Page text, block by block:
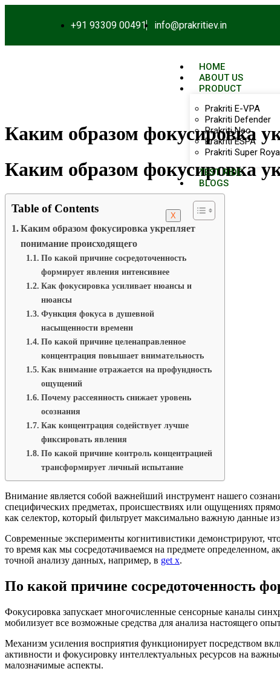
+91 93309 00491 info@prakritiev.in
HOME
ABOUT US
PRODUCT
Prakriti E-VPA
Prakriti Defender
Prakriti Neo
Prakriti ESPA
Prakriti Super
TEST RIDE
BLOGS
X
Каким образом фокусировка
Каким образом фокусировка
Table of Contents
Каким образом фокусировка укрепляет
понимание происходящего
По какой причине сосредоточенность
формирует явления интенсивнее
Как фокусировка усиливает нюансы и
нюансы
Функция фокуса в душевной
насыщенности времени
По какой причине целенаправленное
концентрация повышает внимательность
Как внимание отражается на профундность
ощущений
Почему рассеянность снижает уровень
осознания
Как концентрация содействует лучше
фиксировать явления
По какой причине контроль концентрацией
трансформирует личный испытание
Внимание является собой важнейший инструмент нашего
специфических предметах, происшествиях или ощущениях
как селектор, который фильтрует максимально важную данные
Современные эксперименты когнитивистики демонстрируют,
то время как мы сосредотачиваемся на предмете определенном,
точной анализу данных, например, в get x.
По какой причине сосредоточенность
Фокусировка запускает многочисленные сенсорные каналы
мобилизует все возможные средства для анализа настоящего
Механизм усиления восприятия функционирует посредством
активности и фокусировку интеллектуальных ресурсов на
малозначимые аспекты.